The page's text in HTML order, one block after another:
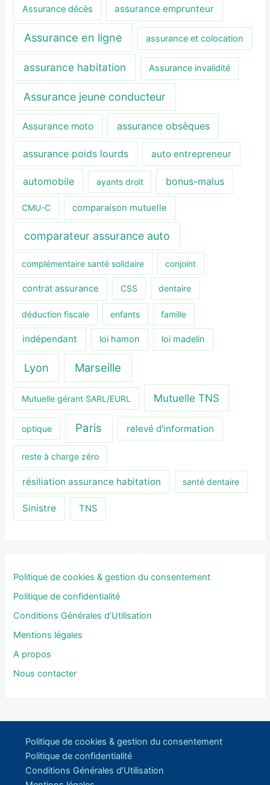
Assurance décès assurance emprunteur
Assurance en ligne assurance et colocation
assurance habitation Assurance invalidité
Assurance jeune conducteur
Assurance moto assurance obsèques
assurance poids lourds auto entrepreneur
automobile ayants droit bonus-malus
CMU-C comparaison mutuelle
comparateur assurance auto
complémentaire santé solidaire conjoint
contrat assurance CSS dentaire
déduction fiscale enfants famille
indépendant loi hamon loi madelin
Lyon Marseille
Mutuelle gérant SARL/EURL Mutuelle TNS
optique Paris relevé d'information
reste à charge zéro
résiliation assurance habitation santé dentaire
Sinistre TNS
Politique de cookies & gestion du consentement
Politique de confidentialité
Conditions Générales d’Utilisation
Mentions légales
A propos
Nous contacter
Politique de cookies & gestion du consentement
Politique de confidentialité
Conditions Générales d’Utilisation